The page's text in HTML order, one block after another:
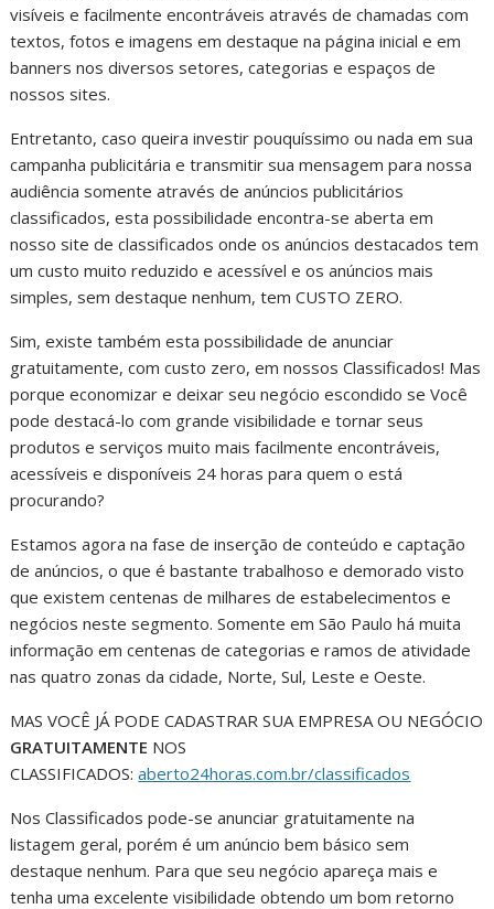
visíveis e facilmente encontráveis através de chamadas com
textos, fotos e imagens em destaque na página inicial e em
banners nos diversos setores, categorias e espaços de
nossos sites.
Entretanto, caso queira investir pouquíssimo ou nada em sua
campanha publicitária e transmitir sua mensagem para nossa
audiência somente através de anúncios publicitários
classificados, esta possibilidade encontra-se aberta em
nosso site de classificados onde os anúncios destacados tem
um custo muito reduzido e acessível e os anúncios mais
simples, sem destaque nenhum, tem CUSTO ZERO.
Sim, existe também esta possibilidade de anunciar
gratuitamente, com custo zero, em nossos Classificados! Mas
porque economizar e deixar seu negócio escondido se Você
pode destacá-lo com grande visibilidade e tornar seus
produtos e serviços muito mais facilmente encontráveis,
acessíveis e disponíveis 24 horas para quem o está
procurando?
Estamos agora na fase de inserção de conteúdo e captação
de anúncios, o que é bastante trabalhoso e demorado visto
que existem centenas de milhares de estabelecimentos e
negócios neste segmento. Somente em São Paulo há muita
informação em centenas de categorias e ramos de atividade
nas quatro zonas da cidade, Norte, Sul, Leste e Oeste.
MAS VOCÊ JÁ PODE CADASTRAR SUA EMPRESA OU NEGÓCIO
GRATUITAMENTE NOS
CLASSIFICADOS:aberto24horas.com.br/classificados
Nos Classificados pode-se anunciar gratuitamente na
listagem geral, porém é um anúncio bem básico sem
destaque nenhum. Para que seu negócio apareça mais e
tenha uma excelente visibilidade obtendo um bom retorno